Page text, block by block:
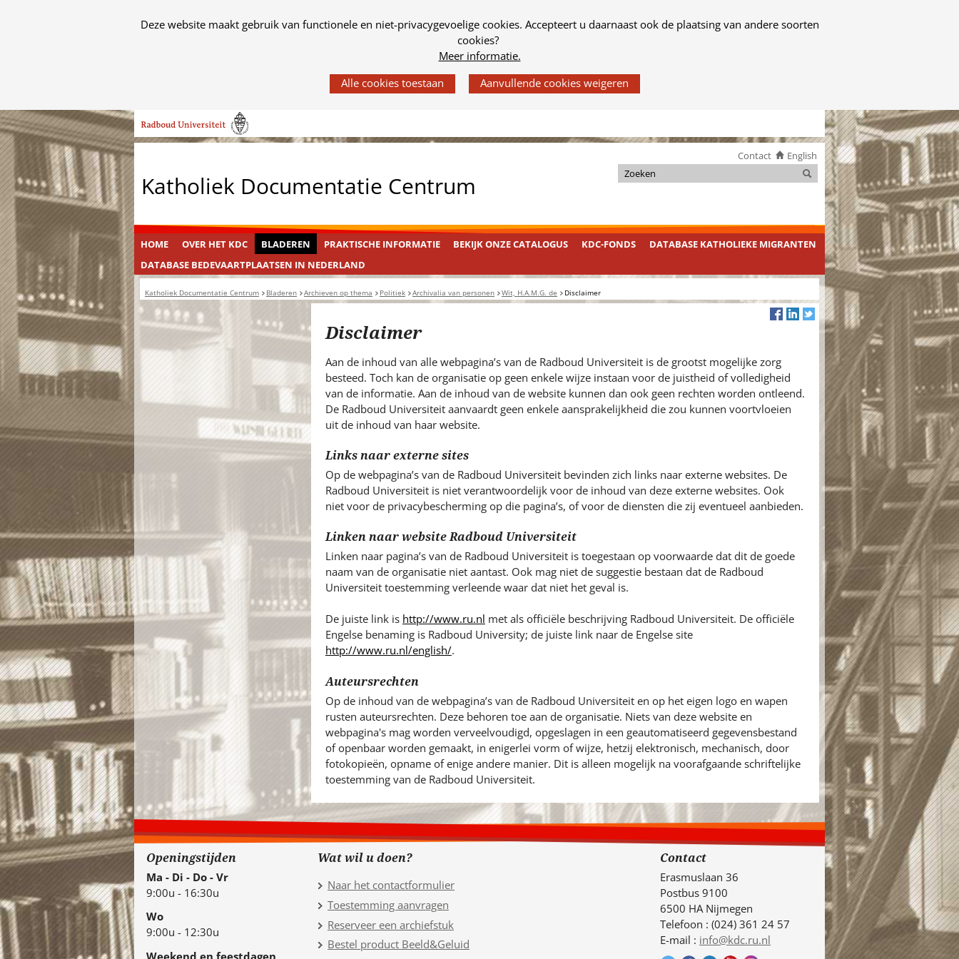
Cookies
Deze website maakt gebruik van functionele en niet-privacygevoelige cookies. Accepteert u daarnaast ook de plaatsing van andere soorten
cookies?
Meer informatie.
gebruik
van
op
deze
worden
toegestaan
geweigerd.
Ga
naar
de
inhoud
Katholiek Documentatie Centrum
Contact English
k
i
d
e
t
e
.
.
Zoeken
Zoeken
HOME OVER HET KDC BLADEREN PRAKTISCHE INFORMATIE BEKIJK ONZE CATALOGUS KDC-FONDS
DATABASE KATHOLIEKE MIGRANTEN
DATABASE BEDEVAARTPLAATSEN IN NEDERLAND
Katholiek Documentatie Centrum Bladeren Archieven op thema Politiek Archivalia van personen Wit, H.A.M.G. de Disclaimer
Disclaimer
Aan de inhoud van alle webpagina’s van de Radboud Universiteit is de grootst mogelijke zorg
besteed. Toch kan de organisatie op geen enkele wijze instaan voor de juistheid of volledigheid
van de informatie. Aan de inhoud van de website kunnen dan ook geen rechten worden ontleend.
De Radboud Universiteit aanvaardt geen enkele aansprakelijkheid die zou kunnen voortvloeien
uit de inhoud van haar website.
Links naar externe sites
Op de webpagina’s van de Radboud Universiteit bevinden zich links naar externe websites. De
Radboud Universiteit is niet verantwoordelijk voor de inhoud van deze externe websites. Ook
niet voor de privacybescherming op die pagina’s, of voor de diensten die zij eventueel aanbieden.
Linken naar website Radboud Universiteit
Linken naar pagina’s van de Radboud Universiteit is toegestaan op voorwaarde dat dit de goede
naam van de organisatie niet aantast. Ook mag niet de suggestie bestaan dat de Radboud
Universiteit toestemming verleende waar dat niet het geval is.
De juiste link is http://www.ru.nl met als officiële beschrijving Radboud Universiteit. De officiële
Engelse benaming is Radboud University; de juiste link naar de Engelse site
http://www.ru.nl/english/.
Auteursrechten
Op de inhoud van de webpagina’s van de Radboud Universiteit en op het eigen logo en wapen
rusten auteursrechten. Deze behoren toe aan de organisatie. Niets van deze website en
webpagina's mag worden verveelvoudigd, opgeslagen in een geautomatiseerd gegevensbestand
of openbaar worden gemaakt, in enigerlei vorm of wijze, hetzij elektronisch, mechanisch, door
fotokopieën, opname of enige andere manier. Dit is alleen mogelijk na voorafgaande schriftelijke
toestemming van de Radboud Universiteit.
Openingstijden
Ma - Di - Do - Vr
9:00u - 16:30u
Wo
9:00u - 12:30u
Weekend en feestdagen
Wat wil u doen?
Naar het contactformulier
Toestemming aanvragen
Reserveer een archiefstuk
Bestel product Beeld&Geluid
Contact
Erasmuslaan 36
Postbus 9100
6500 HA Nijmegen
Telefoon : (024) 361 24 57
E-mail : info@kdc.ru.nl